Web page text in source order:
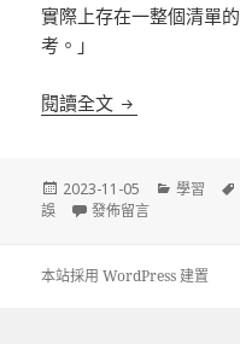
實際上存在一整個清單
考。」
閱讀全文 《學習》掌握
發
佈
2023-11-05
分
學習
誤
在〈《學習》掌握人性
發佈留言
本站採用 WordPress 建置